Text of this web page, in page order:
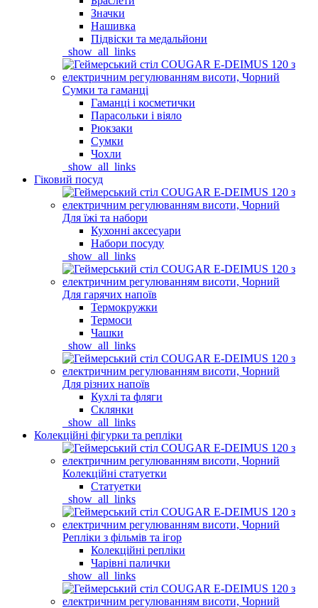
Значки
Нашивка
Підвіски та медальйони
_show_all_links
Сумки та гаманці
Гаманці і косметички
Парасольки і віяло
Рюкзаки
Сумки
Чохли
_show_all_links
Гіковий посуд
Для їжі та набори
Кухонні аксесуари
Набори посуду
_show_all_links
Для гарячих напоїв
Термокружки
Термоси
Чашки
_show_all_links
Для різних напоїв
Кухлі та фляги
Склянки
_show_all_links
Колекційні фігурки та репліки
Колекційні статуетки
Статуетки
_show_all_links
Репліки з фільмів та ігор
Колекційні репліки
Чарівні палички
_show_all_links